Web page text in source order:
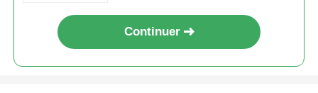
Continuer